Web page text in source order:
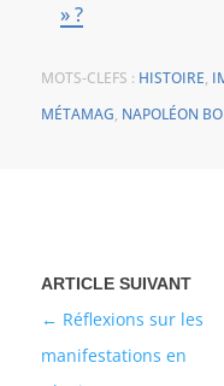
» ?
MOTS-CLEFS : HISTOIRE,
MÉTAMAG, NAPOLÉON
Réflexions sur les
manifestations en